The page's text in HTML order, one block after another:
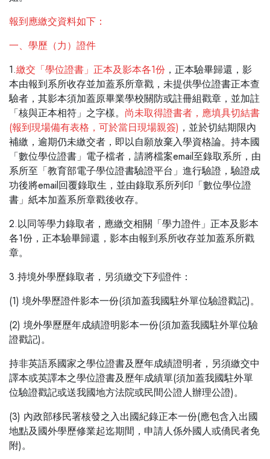
報到應繳交資料如下：
一、學歷（力）證件
1.繳交「學位證書」正本及影本各1份 ，正本驗畢歸還，影
本由報到系所收存並加蓋系所章戳，未提供學位證書正本查
驗者，其影本須加蓋原畢業學校關防或註冊組戳章，並加註
「核與正本相符」之字樣。 尚未取得證書者，應填具切結書
(報到現場備有表格，可於當日現場親簽) ，並於切結期限內
補繳，逾期仍未繳交者，即以自願放棄入學資格論。持本國
「數位學位證書」電子檔者，請將檔案email至錄取系所，由
系所至「教育部電子學位證書驗證平台」進行驗證，驗證成
功後將email回覆錄取生，並由錄取系所列印「數位學位證
書」紙本加蓋系所章戳後收存。
2.以同等學力錄取者，應繳交相關「學力證件」正本及影本
各1份，正本驗畢歸還，影本由報到系所收存並加蓋系所戳
章。
3.持境外學歷錄取者，另須繳交下列證件：
(1) 境外學歷證件影本一份(須加蓋我國駐外單位驗證戳記)。
(2) 境外學歷歷年成績證明影本一份(須加蓋我國駐外單位驗
證戳記)。
持非英語系國家之學位證書及歷年成績證明者，另須繳交中
譯本或英譯本之學位證書及歷年成績單(須加蓋我國駐外單
位驗證戳記或送我國地方法院或民間公證人辦理公證)。
(3) 內政部移民署核發之入出國紀錄正本一份(應包含入出國
地點及國外學歷修業起迄期間，申請人係外國人或僑民者免
附)。